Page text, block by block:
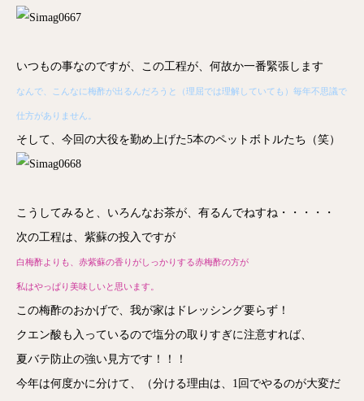
いつもの事なのですが、この工程が、何故か一番緊張します
なんで、こんなに梅酢が出るんだろうと（理屈では理解していても）毎年不思議で
仕方がありません。
そして、今回の大役を勤め上げた5本のペットボトルたち（笑）
こうしてみると、いろんなお茶が、有るんでねすね・・・・・
次の工程は、紫蘇の投入ですが
白梅酢よりも、赤紫蘇の香りがしっかりする赤梅酢の方が
私はやっぱり美味しいと思います。
この梅酢のおかげで、我が家はドレッシング要らず！
クエン酸も入っているので塩分の取りすぎに注意すれば、
夏バテ防止の強い見方です！！！
今年は何度かに分けて、（分ける理由は、1回でやるのが大変だ